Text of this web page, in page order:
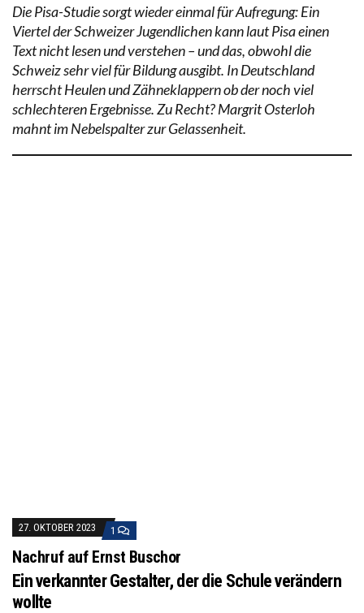
Die Pisa-Studie sorgt wieder einmal für Aufregung: Ein
Viertel der Schweizer Jugendlichen kann laut Pisa einen
Text nicht lesen und verstehen – und das, obwohl die
Schweiz sehr viel für Bildung ausgibt. In Deutschland
herrscht Heulen und Zähneklappern ob der noch viel
schlechteren Ergebnisse. Zu Recht? Margrit Osterloh
mahnt im Nebelspalter zur Gelassenheit.
27. OKTOBER 2023 1
Nachruf auf Ernst Buschor
Ein verkannter Gestalter, der die Schule verändern
wollte